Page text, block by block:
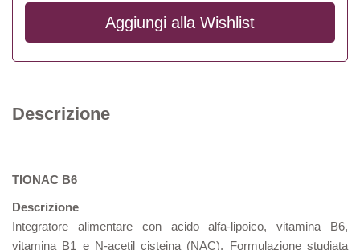
Aggiungi alla Wishlist
Descrizione
TIONAC B6
Descrizione
Integratore alimentare con acido alfa-lipoico, vitamina B6,
vitamina B1 e N-acetil cisteina (NAC). Formulazione studiata